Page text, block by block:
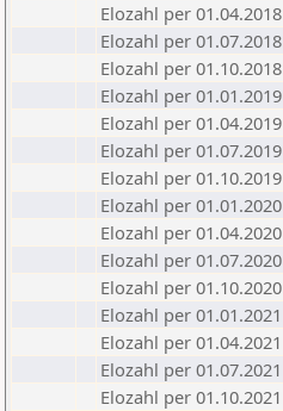
Elozahl per 01.04.2018
Elozahl per 01.07.2018
Elozahl per 01.10.2018
Elozahl per 01.01.2019
Elozahl per 01.04.2019
Elozahl per 01.07.2019
Elozahl per 01.10.2019
Elozahl per 01.01.2020
Elozahl per 01.04.2020
Elozahl per 01.07.2020
Elozahl per 01.10.2020
Elozahl per 01.01.2021
Elozahl per 01.04.2021
Elozahl per 01.07.2021
Elozahl per 01.10.2021